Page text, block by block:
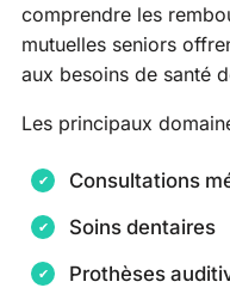
comprendre les
mutuelles seniors
aux besoins de santé
Les principaux
Consultations
Soins dentaires
Prothèses